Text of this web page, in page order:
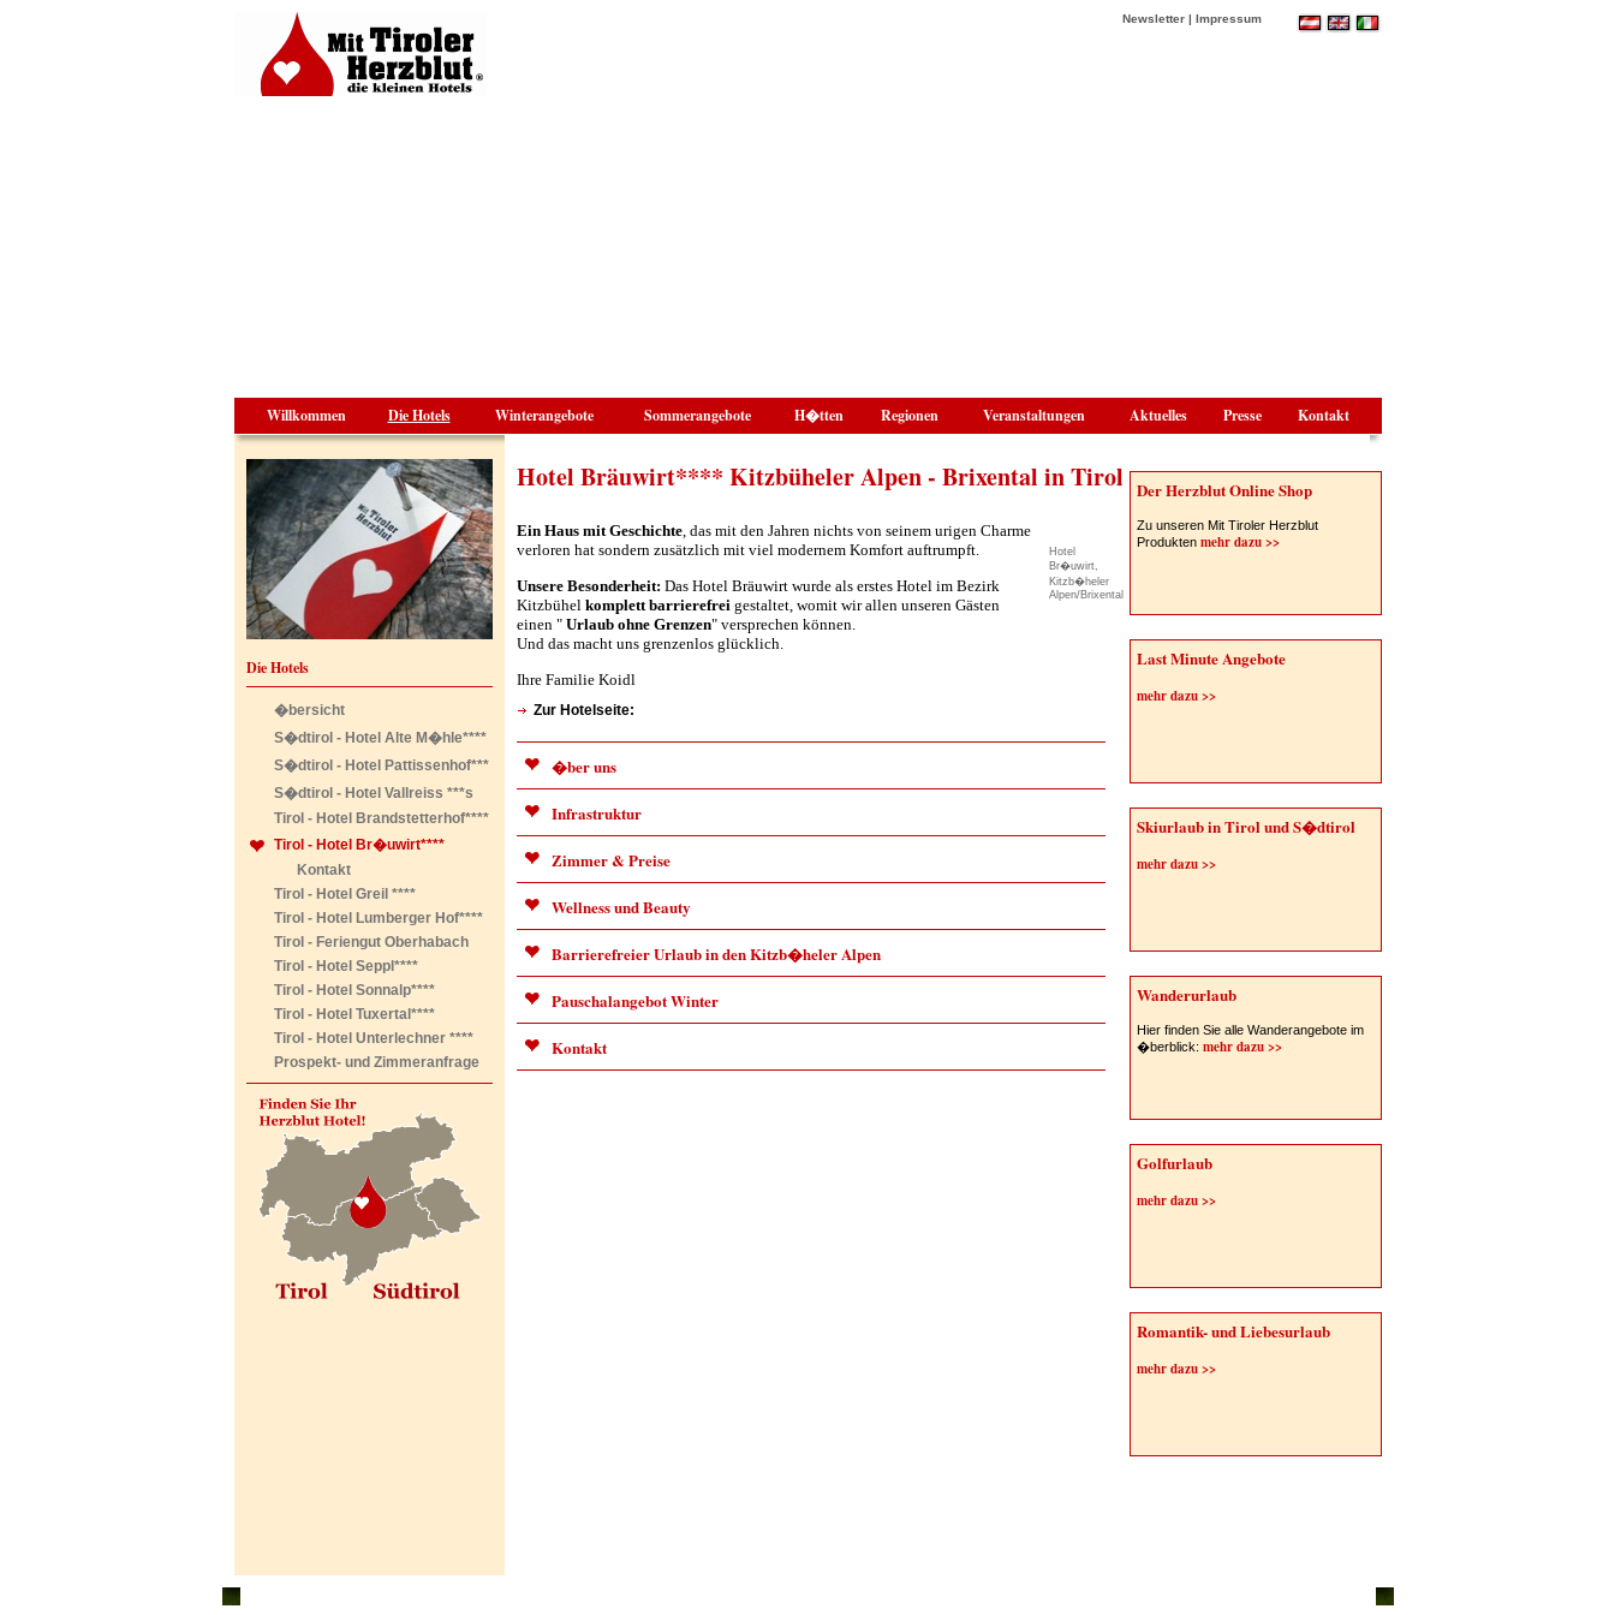
Newsletter| Impressum
Willkommen Die Hotels Winterangebote Sommerangebote H�tten Regionen Veranstaltungen Aktuelles Presse Kontakt
Die Hotels
�bersicht
S�dtirol - Hotel Alte M�hle****
S�dtirol - Hotel Pattissenhof***
S�dtirol - Hotel Vallreiss ***s
Tirol - Hotel Brandstetterhof****
Tirol - Hotel Br�uwirt****
Kontakt
Tirol - Hotel Greil ****
Tirol - Hotel Lumberger Hof****
Tirol - Feriengut Oberhabach
Tirol - Hotel Seppl****
Tirol - Hotel Sonnalp****
Tirol - Hotel Tuxertal****
Tirol - Hotel Unterlechner ****
Prospekt- und Zimmeranfrage
Hotel Bräuwirt**** Kitzbüheler Alpen - Brixental in Tirol
Hotel
Br�uwirt,
Kitzb�heler
Alpen/Brixental
Ein Haus mit Geschichte, das mit den Jahren nichts von seinem urigen Charme
verloren hat sondern zusätzlich mit viel modernem Komfort auftrumpft.
Unsere Besonderheit: Das Hotel Bräuwirt wurde als erstes Hotel im Bezirk
Kitzbühel komplett barrierefrei gestaltet, womit wir allen unseren Gästen
einen " Urlaub ohne Grenzen" versprechen können.
Und das macht uns grenzenlos glücklich.
Ihre Familie Koidl
Zur Hotelseite:
�ber uns
Infrastruktur
Zimmer & Preise
Wellness und Beauty
Barrierefreier Urlaub in den Kitzb�heler Alpen
Pauschalangebot Winter
Kontakt
Der Herzblut Online Shop
Zu unseren Mit Tiroler Herzblut
Produktenmehr dazu >>
Last Minute Angebote
mehr dazu >>
Skiurlaub in Tirol und S�dtirol
mehr dazu >>
Wanderurlaub
Hier finden Sie alle Wanderangebote im
�berblick: mehr dazu >>
Golfurlaub
mehr dazu >>
Romantik- und Liebesurlaub
mehr dazu >>